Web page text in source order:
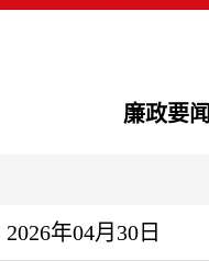
廉政要闻
2026年04月30日